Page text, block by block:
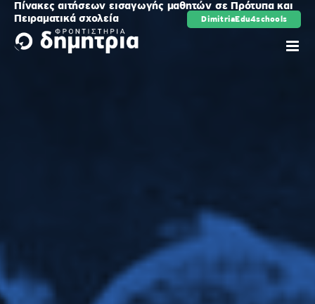
Μετάβαση
περιεχόμενο
DimitriaEdu4schools
Πίνακες αιτήσεων εισαγωγής μαθητών σε Πρότυπα και
Πειραματικά σχολεία